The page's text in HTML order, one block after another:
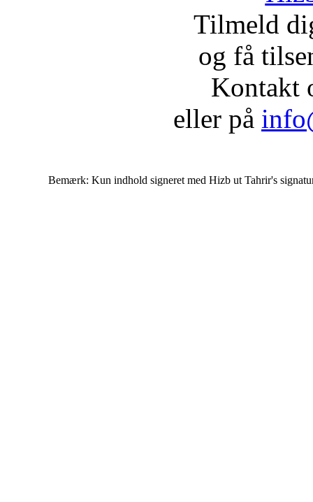
Tilmeld
og få
Kontakt
eller på
Bemærk: Kun indhold signeret med Hizb ut Tahrir's